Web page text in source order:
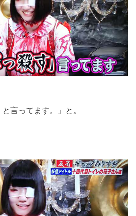
言ってます。」と。